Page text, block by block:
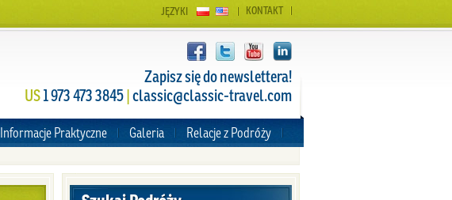
KONTAKT
JĘZYKI
Zapisz się do newslettera!
US1 973 473 3845|classic@classic-travel.com
Informacje Praktyczne Galeria Relacje z Podróży